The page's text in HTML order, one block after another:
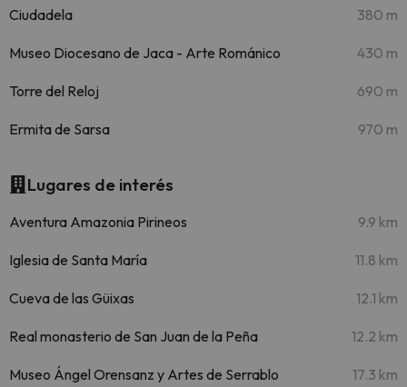
Ciudadela 380 m
Museo Diocesano de Jaca - Arte Románico 430 m
Torre del Reloj 690 m
Ermita de Sarsa 970 m
Lugares de interés
Aventura Amazonia Pirineos 9.9 km
Iglesia de Santa María 11.8 km
Cueva de las Güixas 12.1 km
Real monasterio de San Juan de la Peña 12.2 km
Museo Ángel Orensanz y Artes de Serrablo 17.3 km